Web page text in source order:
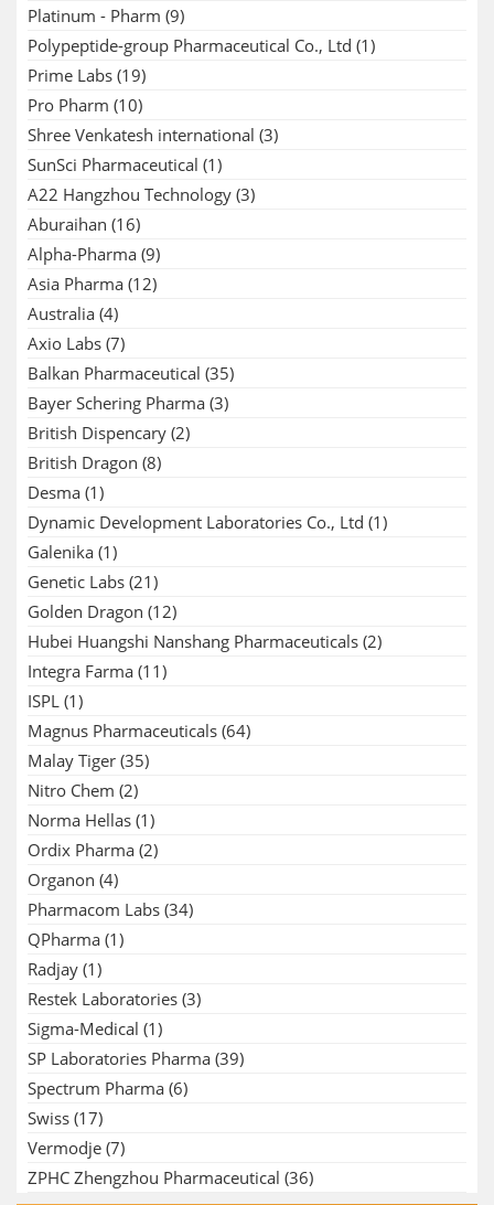
Platinum - Pharm (9)
Polypeptide-group Pharmaceutical Co., Ltd (1)
Prime Labs (19)
Pro Pharm (10)
Shree Venkatesh international (3)
SunSci Pharmaceutical (1)
A22 Hangzhou Technology (3)
Aburaihan (16)
Alpha-Pharma (9)
Asia Pharma (12)
Australia (4)
Axio Labs (7)
Balkan Pharmaceutical (35)
Bayer Schering Pharma (3)
British Dispencary (2)
British Dragon (8)
Desma (1)
Dynamic Development Laboratories Co., Ltd (1)
Galenika (1)
Genetic Labs (21)
Golden Dragon (12)
Hubei Huangshi Nanshang Pharmaceuticals (2)
Integra Farma (11)
ISPL (1)
Magnus Pharmaceuticals (64)
Malay Tiger (35)
Nitro Chem (2)
Norma Hellas (1)
Ordix Pharma (2)
Organon (4)
Pharmacom Labs (34)
QPharma (1)
Radjay (1)
Restek Laboratories (3)
Sigma-Medical (1)
SP Laboratories Pharma (39)
Spectrum Pharma (6)
Swiss (17)
Vermodje (7)
ZPHC Zhengzhou Pharmaceutical (36)